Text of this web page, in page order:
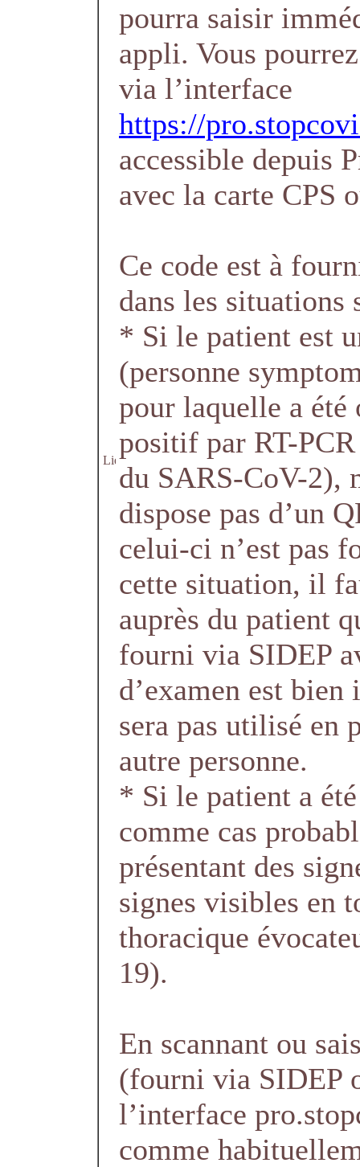
pourra saisir
appli. Vous
via l’interface
https://
accessible depuis
avec la carte CPS
Ce code est à
dans les situations
* Si le patient est
(personne
pour laquelle a été
positif par RT-
du SARS-CoV-2),
dispose pas d’un
celui-ci n’est pas
cette situation, il
auprès du patient
fourni via SIDEP
d’examen est
sera pas utilisé en
autre personne.
* Si le patient a
comme cas
présentant des
signes visibles en
thoracique
19).
En scannant ou
(fourni via SIDEP
l’interface
comme